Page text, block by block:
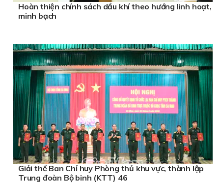
Hoàn thiện chính sách dầu khí theo hướng linh hoạt,
minh bạch
Giải thể Ban Chỉ huy Phòng thủ khu vực, thành lập
Trung đoàn Bộ binh (KTT) 46